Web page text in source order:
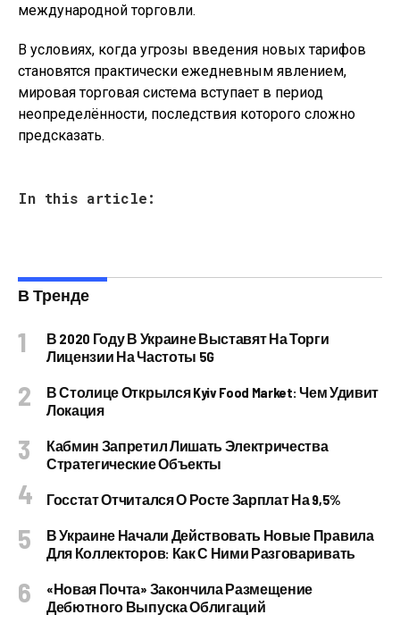
международной торговли.
В условиях, когда угрозы введения новых тарифов
становятся практически ежедневным явлением,
мировая торговая система вступает в период
неопределённости, последствия которого сложно
предсказать.
In this article:
В Тренде
В 2020 Году В Украине Выставят На Торги
Лицензии На Частоты 5G
В Столице Открылся Kyiv Food Market: Чем Удивит
Локация
Кабмин Запретил Лишать Электричества
Стратегические Объекты
Госстат Отчитался О Росте Зарплат На 9,5%
В Украине Начали Действовать Новые Правила
Для Коллекторов: Как С Ними Разговаривать
«Новая Почта» Закончила Размещение
Дебютного Выпуска Облигаций